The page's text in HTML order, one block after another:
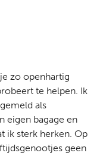
zo openhartig
te helpen. Ik
als
eigen bagage en
ik sterk herken. Op
geen